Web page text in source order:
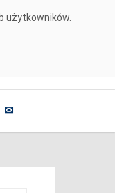
użytkowników.
✉